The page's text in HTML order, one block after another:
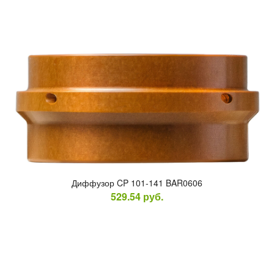
Диф­фу­зор CP 101-141 BAR0606
529.54 руб.